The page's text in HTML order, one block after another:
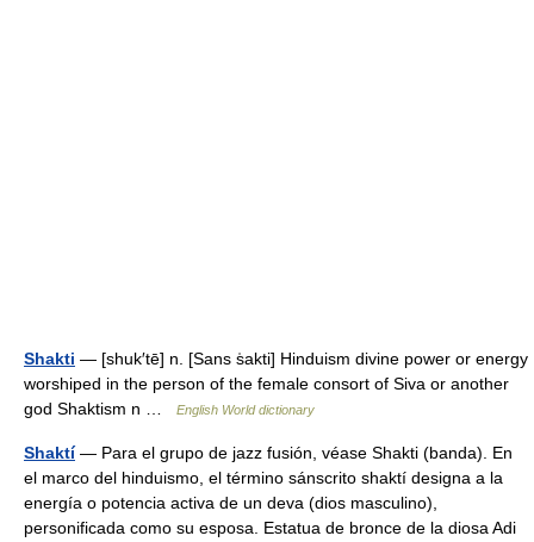
Shakti — [shuk′tē] n. [Sans s̍akti] Hinduism divine power or energy
worshiped in the person of the female consort of Siva or another
god Shaktism n …
English World dictionary
Shaktí— Para el grupo de jazz fusión, véase Shakti (banda). En
el marco del hinduismo, el término sánscrito shaktí designa a la
energía o potencia activa de un deva (dios masculino),
personificada como su esposa. Estatua de bronce de la diosa Adi